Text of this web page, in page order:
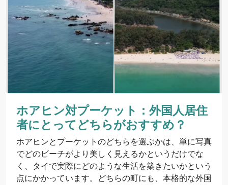
ホアヒン対プーケット：外国人居住
者にとってどちらがおすすめ？
ホアヒンとプーケットのどちらを選ぶかは、単に写真
でどのビーチがより美しく見えるかというだけでな
く、タイで実際にどのような生活を築きたいかという
点にかかっています。どちらの町にも、本格的な外国